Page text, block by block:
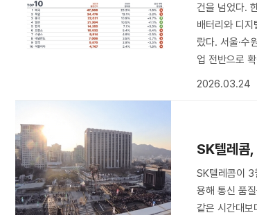
건을 넘었다.
배터리와 디
랐다. 서울·수
업 전반으로
2026.03.24
SK텔레콤
SK텔레콤이 3
용해 통신 품
같은 시간대